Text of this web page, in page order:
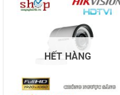
HẾT HÀNG